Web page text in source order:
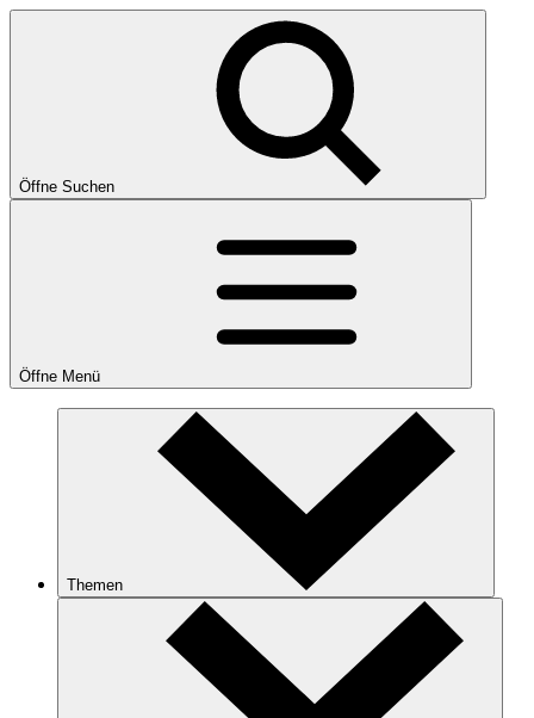
Öffne Suchen
Öffne Menü
Themen